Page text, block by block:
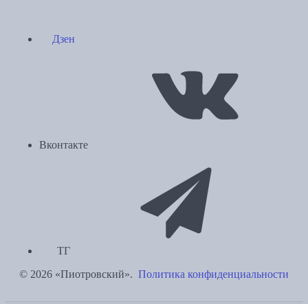
Дзен
Вконтакте
ТГ
© 2026 «Пиотровский». Политика конфиденциальности